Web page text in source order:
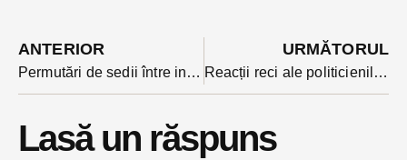
ANTERIOR
Permutări de sedii între instituții: Direcția de Protecție a Copilului se mută la Forestier, CCD pleacă pe Sucevei
URMĂTORUL
Reacții reci ale politicienilor bistrițeni luni seara la nominalizarea lui Tudose ca premier
Lasă un răspuns